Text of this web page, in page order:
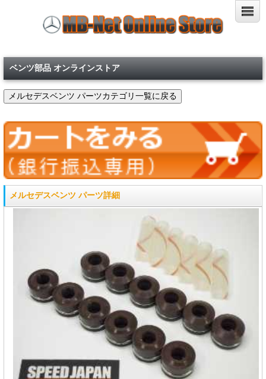
ベンツ部品 オンラインストア
メルセデスベンツ パーツ詳細